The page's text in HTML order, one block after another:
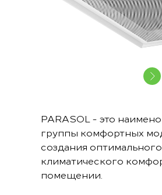
PARASOL - это
группы комфортных
создания оптимального
климатического
помещении.